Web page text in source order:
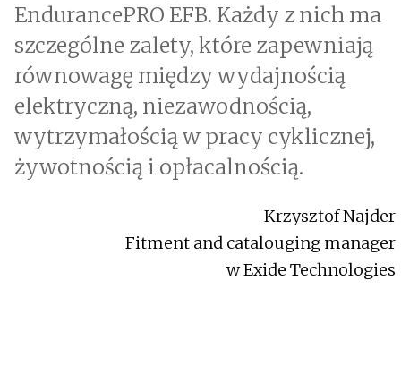
EndurancePRO EFB. Każdy z nich ma
szczególne zalety, które zapewniają
równowagę między wydajnością
elektryczną, niezawodnością,
wytrzymałością w pracy cyklicznej,
żywotnością i opłacalnością.
Krzysztof Najder
Fitment and catalouging manager
w Exide Technologies